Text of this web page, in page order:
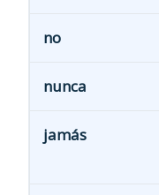
no
nunca
jamás